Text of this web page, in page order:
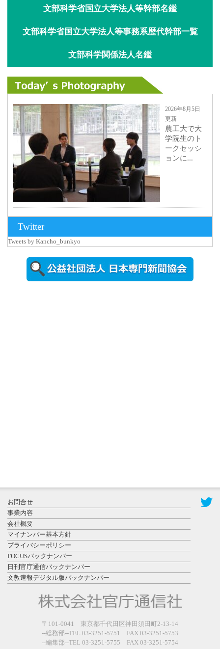
文部科学省国立大学法人等幹部名鑑
文部科学省国立大学法人等事務系歴代幹部一覧
文部科学関係法人名鑑
2026年8月5日
更新
農工大で大
学院生のト
ークセッシ
ョンに...
ォトスポッ
ト （8...
県警等と大
規模災害時
連携協定を
締結し...
2026年7月27
日更新
政経学部の
来春開設決
定を祝...
Twitter
Tweets by Kancho_bunkyo
お問合せ
事業内容
会社概要
マイナンバー基本方針
プライバシーポリシー
FOCUSバックナンバー
日刊官庁通信バックナンバー
文教速報デジタル版バックナンバー
〒101-0041 東京都千代田区神田須田町2-13-14
--総務部--TEL 03-3251-5751 FAX 03-3251-5753
--編集部--TEL 03-3251-5755 FAX 03-3251-5754